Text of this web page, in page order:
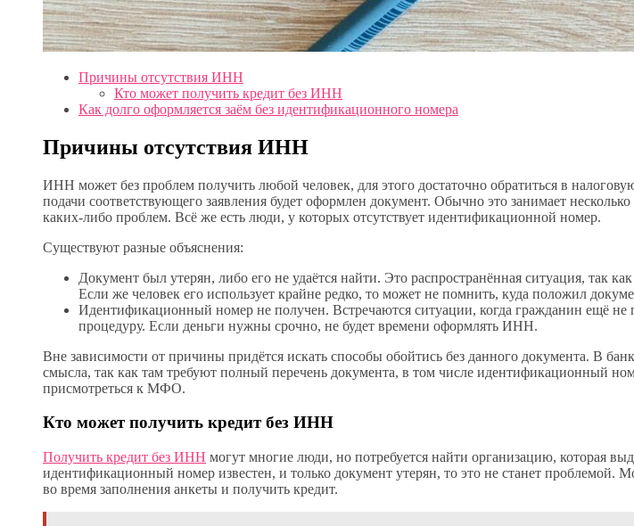
Причины отсутствия ИНН
Кто может получить кредит без ИНН
Как долго оформляется заём без идентификационного номера
Причины отсутствия ИНН
ИНН может без проблем получить любой человек, для этого достаточно обратиться в
подачи соответствующего заявления будет оформлен документ. Обычно это занимает
каких-либо проблем. Всё же есть люди, у которых отсутствует идентификационной номер.
Существуют разные объяснения:
Документ был утерян, либо его не удаётся найти. Это распространённая ситуация, так
Если же человек его использует крайне редко, то может не помнить, куда положил
Идентификационный номер не получен. Встречаются ситуации, когда гражданин ещё не
процедуру. Если деньги нужны срочно, не будет времени оформлять ИНН.
Вне зависимости от причины придётся искать способы обойтись без данного документа. В
смысла, так как там требуют полный перечень документа, в том числе идентификационный
присмотреться к МФО.
Кто может получить кредит без ИНН
Получить кредит без ИНН могут многие люди, но потребуется найти организацию, которая
идентификационный номер известен, и только документ утерян, то это не станет проблемой.
во время заполнения анкеты и получить кредит.